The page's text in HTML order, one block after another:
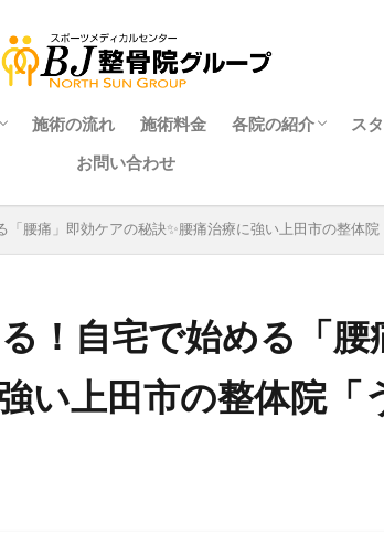
トレーナー科
施術の流れ 施術料金 各院の紹介
24）
ス
お問い合わせ
「腰痛」即効ケアの秘訣✨腰痛治療に強い上田市の整体
！自宅で始める「腰
い上田市の整体院「